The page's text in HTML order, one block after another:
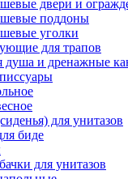
двери и
поддоны
уголки
для трапов
душа и дренажные
для унитазов
биде
для унитазов